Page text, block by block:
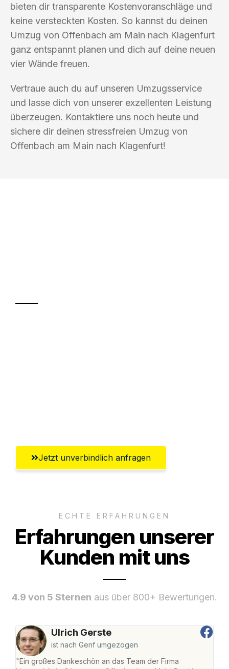
bieten dir transparente Kostenvoranschläge und
keine versteckten Kosten. So kannst du deinen
Umzug von Offenbach am Main nach Klagenfurt
ganz entspannt planen und dich auf deine neuen
vier Wände freuen.
Vertraue auch du auf unseren Umzugsservice
und lasse dich von unserer exzellenten Leistung
überzeugen. Kontaktiere uns noch heute und
sichere dir deinen stressfreien Umzug von
Offenbach am Main nach Klagenfurt!
Jetzt unverbindlich anfragen
ECHTE ERFAHRUNGEN
Erfahrungen unserer
Kunden mit uns
4.9 von 5 Sternen aus über 800+ Bewertungen.
Ulrich Gerste
ist nach Genf umgezogen
"Ein großes Dankeschön an das Team der Firma